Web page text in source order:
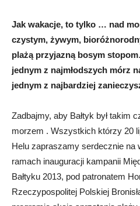
Jak wakacje, to tylko … nad
czystym, żywym,
plażą przyjazną bosym
jednym z najmłodszych mórz
jednym z najbardziej
Zadbajmy, aby Bałtyk był takim
morzem . Wszystkich którzy 20
Helu zapraszamy serdecznie na
ramach inauguracji kampanii
Bałtyku 2013, pod patronatem
Rzeczypospolitej Polskiej